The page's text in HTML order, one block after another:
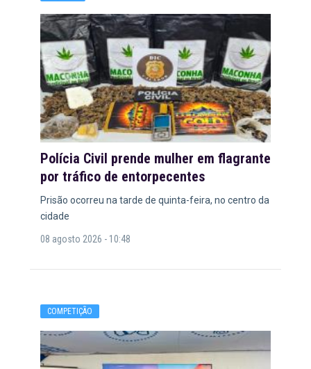
Polícia Civil prende mulher em flagrante
por tráfico de entorpecentes
Prisão ocorreu na tarde de quinta-feira, no centro da
cidade
08 agosto 2026 - 10:48
COMPETIÇÃO